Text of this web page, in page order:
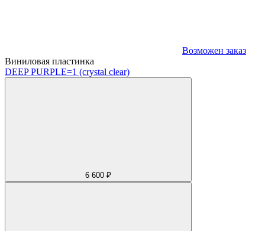
Возможен заказ
Виниловая пластинка
DEEP PURPLE=1 (crystal clear)
6 600 ₽